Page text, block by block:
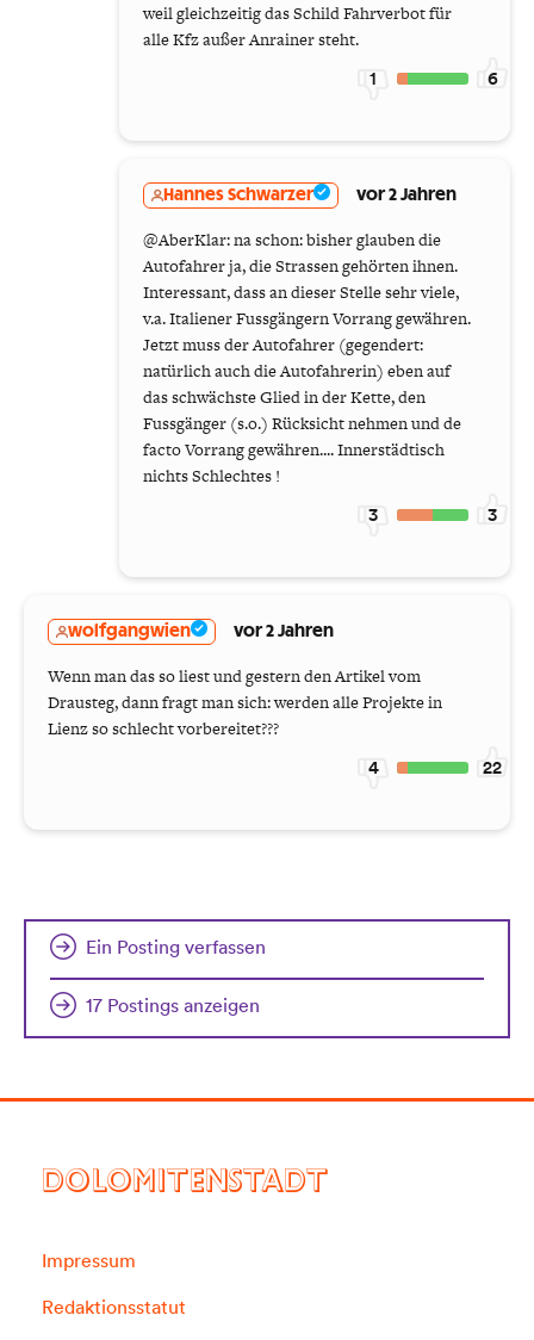
weil gleichzeitig das Schild Fahrverbot für
alle Kfz außer Anrainer steht.
1 6
Hannes Schwarzer vor 2 Jahren
@AberKlar: na schon: bisher glauben die
Autofahrer ja, die Strassen gehörten ihnen.
Interessant, dass an dieser Stelle sehr viele,
v.a. Italiener Fussgängern Vorrang gewähren.
Jetzt muss der Autofahrer (gegendert:
natürlich auch die Autofahrerin) eben auf
das schwächste Glied in der Kette, den
Fussgänger (s.o.) Rücksicht nehmen und de
facto Vorrang gewähren.... Innerstädtisch
nichts Schlechtes !
3 3
wolfgangwien vor 2 Jahren
Wenn man das so liest und gestern den Artikel vom
Drausteg, dann fragt man sich: werden alle Projekte in
Lienz so schlecht vorbereitet???
4 22
Ein Posting verfassen
17 Postings anzeigen
DOLOMITENSTADT
Impressum
Redaktionsstatut